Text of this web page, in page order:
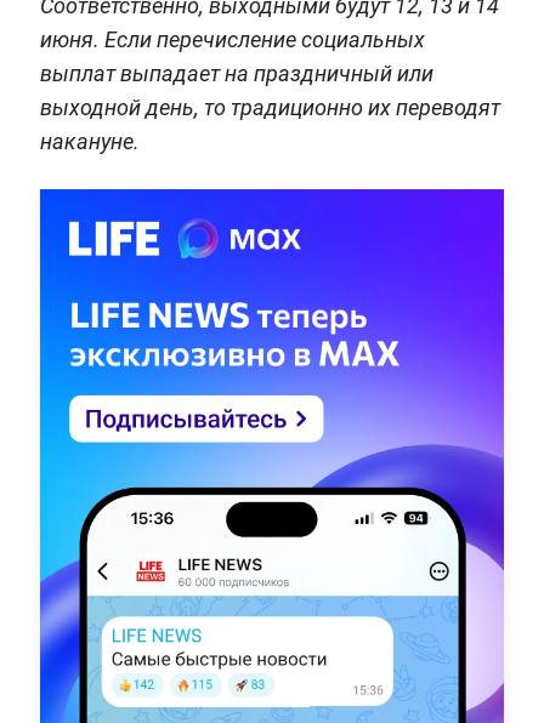
Соответственно, выходными будут 12, 13 и 14
июня. Если перечисление социальных
выплат выпадает на праздничный или
выходной день, то традиционно их переводят
накануне.